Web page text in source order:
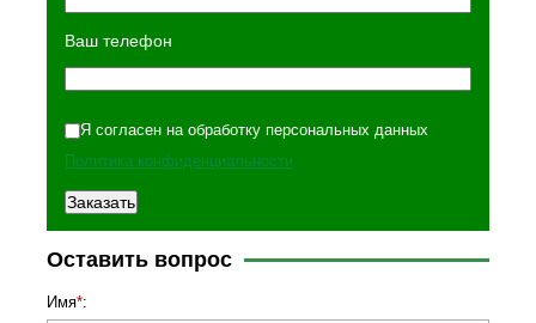
Ваш телефон
Я согласен на обработку персональных данных
Политика конфиденциальности
Оставить вопрос
Имя*: